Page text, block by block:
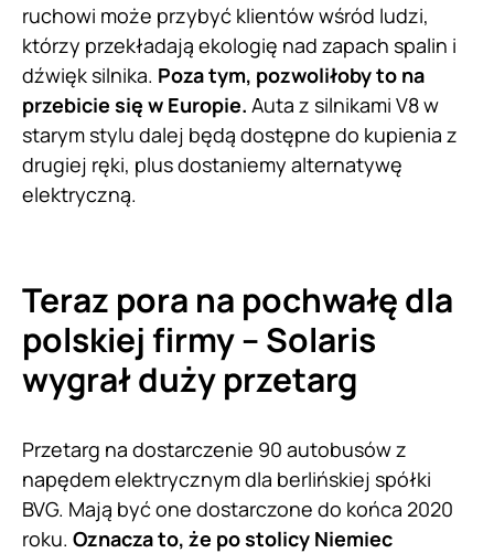
ruchowi może przybyć klientów wśród ludzi,
którzy przekładają ekologię nad zapach spalin i
dźwięk silnika. Poza tym, pozwoliłoby to na
przebicie się w Europie. Auta z silnikami V8 w
starym stylu dalej będą dostępne do kupienia z
drugiej ręki, plus dostaniemy alternatywę
elektryczną.
Teraz pora na pochwałę dla
polskiej firmy – Solaris
wygrał duży przetarg
Przetarg na dostarczenie 90 autobusów z
napędem elektrycznym dla berlińskiej spółki
BVG. Mają być one dostarczone do końca 2020
roku. Oznacza to, że po stolicy Niemiec